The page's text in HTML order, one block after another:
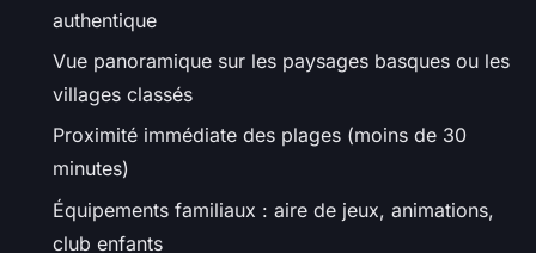
authentique
Vue panoramique sur les paysages basques ou les
villages classés
Proximité immédiate des plages (moins de 30
minutes)
Équipements familiaux : aire de jeux, animations,
club enfants